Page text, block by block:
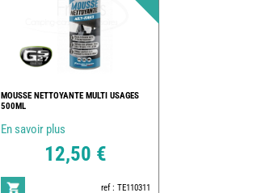
MOUSSE NETTOYANTE MULTI USAGES
500ML
En savoir plus
12,50 €
ref : TE110311